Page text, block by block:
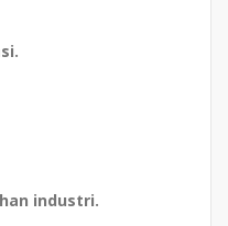
industri.